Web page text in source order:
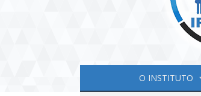
O INSTITUTO